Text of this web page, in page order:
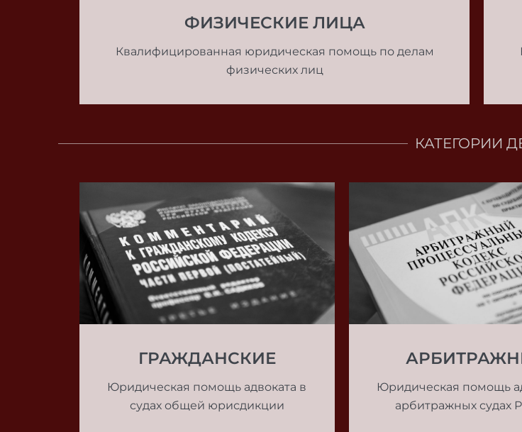
ФИЗИЧЕСКИЕ ЛИЦА
Квалифицированная юридическая помощь по делам
физических лиц
КАТЕГОРИИ
ГРАЖДАНСКИЕ
Юридическая помощь адвоката в
судах общей юрисдикции
Юридическая помощь
арбитражных судах